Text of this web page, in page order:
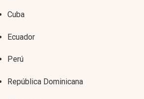
Cuba
Ecuador
Perú
República Dominicana